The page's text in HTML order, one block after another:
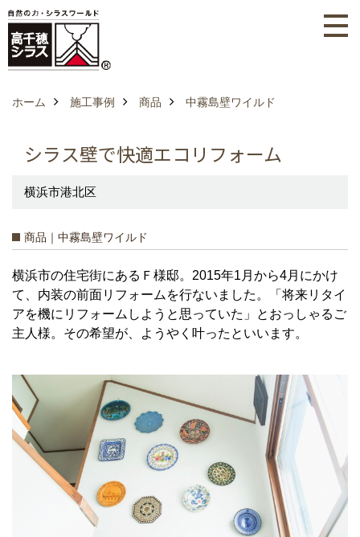
ホーム 施工事例 商品 中霧島壁ワイルド
シラス壁で快適エコリフォーム
横浜市港北区
商品｜中霧島壁ワイルド
横浜市の住宅街にあるＦ様邸。2015年1月から4月にかけ
て、内装の前面リフォームを行ないました。「将来リタイ
アを機にリフォームしようと思っていた」とおっしゃるご
主人様。その希望が、ようやく叶ったといいます。